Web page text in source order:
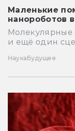
Маленькие
нанороботов
Молекулярные
и ещё один
НаукаБудущее